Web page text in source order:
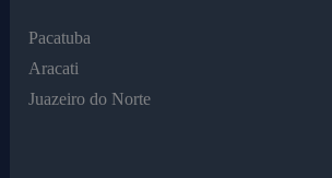
Pacatuba
Aracati
Juazeiro do Norte